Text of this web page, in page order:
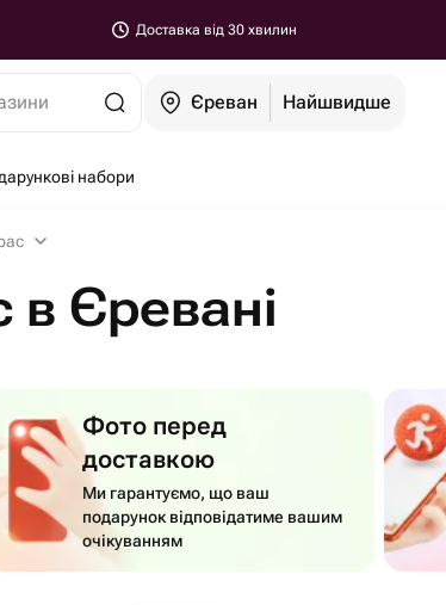
Доставка від 30 хвилин
Єреван Найшвидше
набори
Єревані
Фото перед
доставкою
Ми гарантуємо, що ваш
подарунок відповідатиме вашим
очікуванням